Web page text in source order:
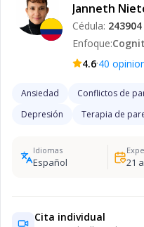
Janneth
Cédula: 243904
Enfoque:
4.6·40
Ansiedad Conflictos de
Depresión
Terapia de
Idiomas
Español 21
Cita individual